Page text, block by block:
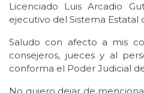
Licenciado Luis Arcadio
ejecutivo del Sistema Estatal
Saludo con afecto a mis
consejeros, jueces y al
conforma el Poder Judicial